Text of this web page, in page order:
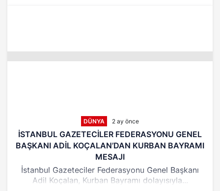
DÜNYA 2 ay önce
İSTANBUL GAZETECİLER FEDERASYONU GENEL
BAŞKANI ADİL KOÇALAN’DAN KURBAN BAYRAMI
MESAJI
İstanbul Gazeteciler Federasyonu Genel Başkanı
Adil Koçalan, Kurban Bayramı dolayısıyla...